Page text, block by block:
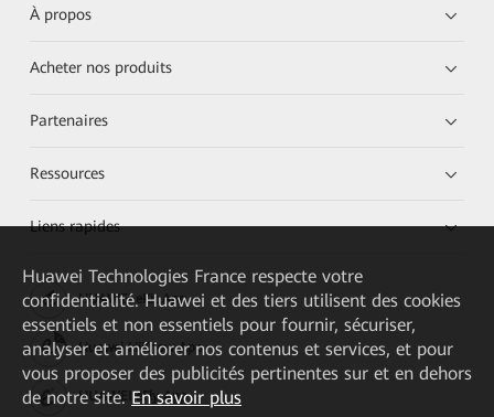
À propos
Acheter nos produits
Partenaires
Ressources
Liens rapides
HUAWEI eKit App
Huawei HiKnow App
HUAWEI eFly App
Huawei Technologies France respecte votre
confidentialité. Huawei et des tiers utilisent des cookies
essentiels et non essentiels pour fournir, sécuriser,
analyser et améliorer nos contenus et services, et pour
vous proposer des publicités pertinentes sur et en dehors
de notre site. En savoir plus